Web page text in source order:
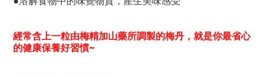
經常含上一粒由梅精加山藥所調製的梅丹，就是你最省心
的健康保養好習慣~